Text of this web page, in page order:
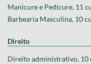
Manicure e Pedicure, 11
Barbearia Masculina, 10
Direito
Direito administrativo, 10